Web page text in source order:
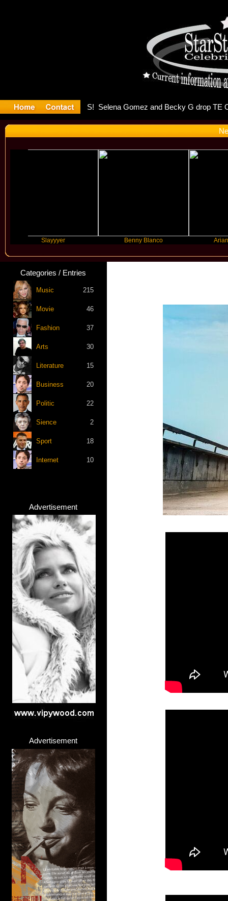
Debuts
Benny Blanco Ariana Grande
Categories / Entries
Music 215
Movie 46
Fashion 37
Arts 30
Literature 15
Business 20
Politic 22
Sience 2
Sport 18
Internet 10
Advertisement
Advertisement